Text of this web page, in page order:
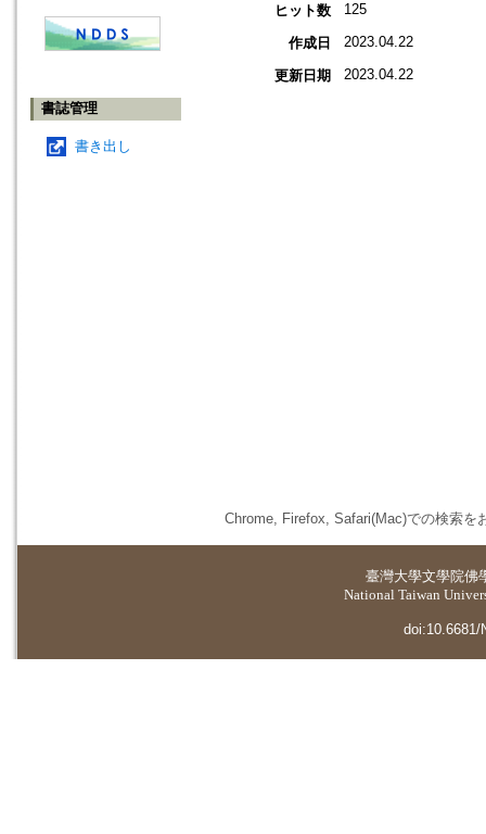
書誌管理
書き出し
ヒット数
125
作成日 2023.04.22
更新日期 2023.04.22
Chrome, Firefox, Safari(Mac)での検索を
臺灣大學文學院佛
National Taiwan
doi:10.6681/